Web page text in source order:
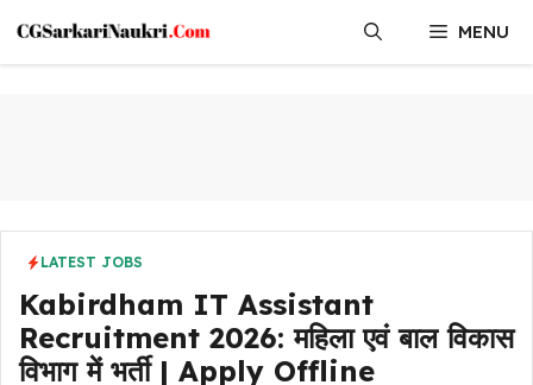
content
MENU
LATEST JOBS
Kabirdham IT Assistant
Recruitment 2026: महिला एवं बाल विकास
विभाग में भर्ती | Apply Offline